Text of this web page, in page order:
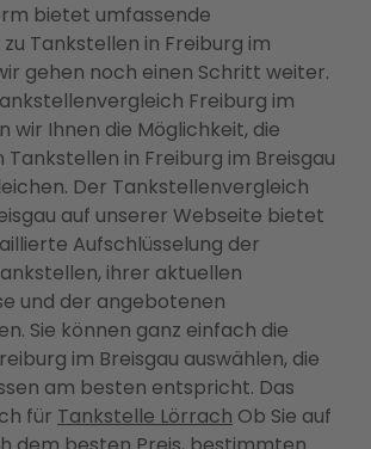
bietet umfassende
Tankstellen in Freiburg im
gehen noch einen Schritt weiter.
Freiburg im
wir Ihnen die Möglichkeit, die
in Freiburg im Breisgau
Der Tankstellenvergleich
auf unserer Webseite bietet
Aufschlüsselung der
ihrer aktuellen
und der angebotenen
Sie können ganz einfach die
im Breisgau auswählen, die
am besten entspricht. Das
für Tankstelle Lörrach Ob Sie auf